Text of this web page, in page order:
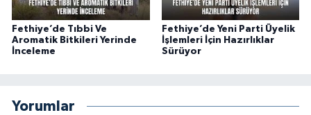
Fethiye’de Tıbbi Ve
Aromatik Bitkileri Yerinde
İnceleme
Fethiye’de Yeni Parti Üyelik
İşlemleri İçin Hazırlıklar
Sürüyor
Yorumlar